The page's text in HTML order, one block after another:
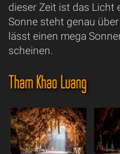
dieser Zeit ist das Licht
Sonne steht genau
lässt einen mega
scheinen.
Tham Khao Luang